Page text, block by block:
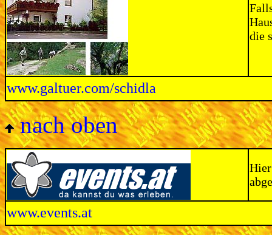
die
www.galtuer.com/schidla
nach oben
www.events.at